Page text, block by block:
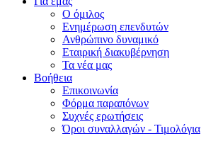
Ο όμιλος
Ενημέρωση επενδυτών
Ανθρώπινο δυναμικό
Εταιρική διακυβέρνηση
Τα νέα μας
Βοήθεια
Επικοινωνία
Φόρμα παραπόνων
Συχνές ερωτήσεις
Όροι συναλλαγών - Τιμολόγια